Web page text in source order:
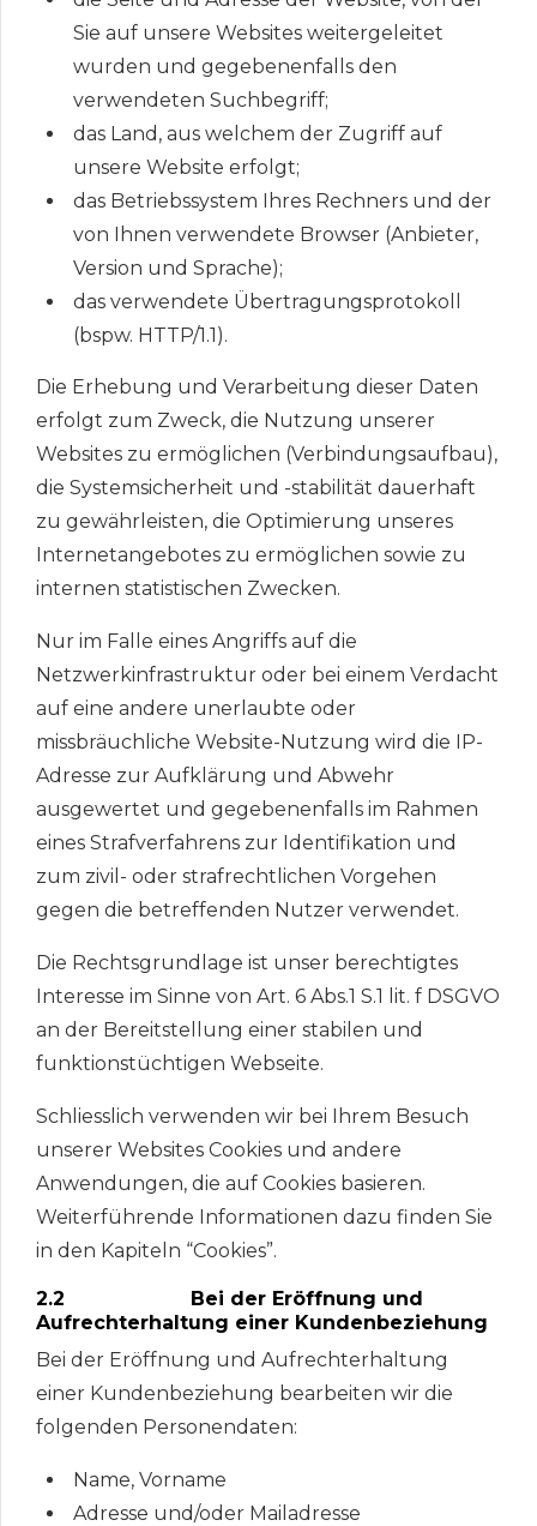
Sie auf unsere Websites weitergeleitet
wurden und gegebenenfalls den
verwendeten Suchbegriff;
das Land, aus welchem der Zugriff auf
unsere Website erfolgt;
das Betriebssystem Ihres Rechners und der
von Ihnen verwendete Browser (Anbieter,
Version und Sprache);
das verwendete Übertragungsprotokoll
(bspw. HTTP/1.1).
Die Erhebung und Verarbeitung dieser Daten
erfolgt zum Zweck, die Nutzung unserer
Websites zu ermöglichen (Verbindungsaufbau),
die Systemsicherheit und -stabilität dauerhaft
zu gewährleisten, die Optimierung unseres
Internetangebotes zu ermöglichen sowie zu
internen statistischen Zwecken.
Nur im Falle eines Angriffs auf die
Netzwerkinfrastruktur oder bei einem Verdacht
auf eine andere unerlaubte oder
missbräuchliche Website-Nutzung wird die IP-
Adresse zur Aufklärung und Abwehr
ausgewertet und gegebenenfalls im Rahmen
eines Strafverfahrens zur Identifikation und
zum zivil- oder strafrechtlichen Vorgehen
gegen die betreffenden Nutzer verwendet.
Die Rechtsgrundlage ist unser berechtigtes
Interesse im Sinne von Art. 6 Abs.1 S.1 lit. f DSGVO
an der Bereitstellung einer stabilen und
funktionstüchtigen Webseite.
Schliesslich verwenden wir bei Ihrem Besuch
unserer Websites Cookies und andere
Anwendungen, die auf Cookies basieren.
Weiterführende Informationen dazu finden Sie
in den Kapiteln “Cookies”.
2.2 Bei der Eröffnung und
Aufrechterhaltung einer Kundenbeziehung
Bei der Eröffnung und Aufrechterhaltung
einer Kundenbeziehung bearbeiten wir die
folgenden Personendaten:
Name, Vorname
Adresse und/oder Mailadresse